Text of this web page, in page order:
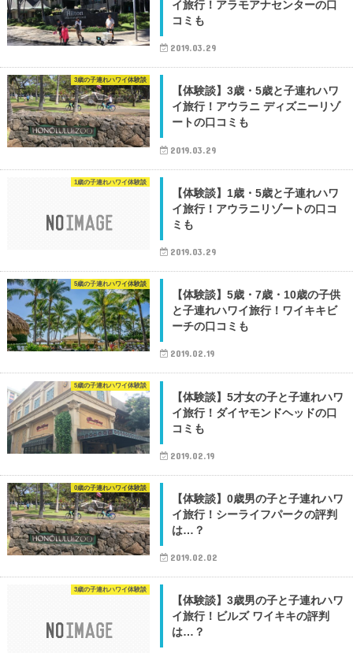
イ旅行！アラモアナセンターの口
コミも
2019.03.29
3歳の子連れハワイ体験談
【体験談】3歳・5歳と子連れハワ
イ旅行！アウラニ ディズニーリゾ
ートの口コミも
2019.03.29
1歳の子連れハワイ体験談
【体験談】1歳・5歳と子連れハワ
イ旅行！アウラニリゾートの口コ
ミも
2019.03.29
5歳の子連れハワイ体験談
【体験談】5歳・7歳・10歳の子供
と子連れハワイ旅行！ワイキキビ
ーチの口コミも
2019.02.19
5歳の子連れハワイ体験談
【体験談】5才女の子と子連れハワ
イ旅行！ダイヤモンドヘッドの口
コミも
2019.02.19
0歳の子連れハワイ体験談
【体験談】0歳男の子と子連れハワ
イ旅行！シーライフパークの評判
は…？
2019.02.02
3歳の子連れハワイ体験談
【体験談】3歳男の子と子連れハワ
イ旅行！ビルズ ワイキキの評判
は…？